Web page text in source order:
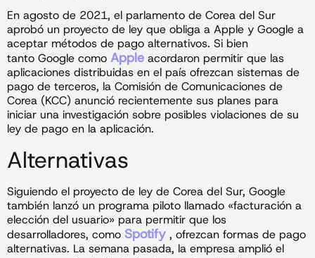
En agosto de 2021, el parlamento de Corea del Sur
aprobó un proyecto de ley que obliga a Apple y Google a
aceptar métodos de pago alternativos. Si bien
tanto Google como Apple acordaron permitir que las
aplicaciones distribuidas en el país ofrezcan sistemas de
pago de terceros, la Comisión de Comunicaciones de
Corea (KCC) anunció recientemente sus planes para
iniciar una investigación sobre posibles violaciones de su
ley de pago en la aplicación.
Alternativas
Siguiendo el proyecto de ley de Corea del Sur, Google
también lanzó un programa piloto llamado «facturación a
elección del usuario» para permitir que los
desarrolladores, como Spotify , ofrezcan formas de pago
alternativas. La semana pasada, la empresa amplió el